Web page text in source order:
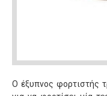
Ο έξυπνος φορτιστής